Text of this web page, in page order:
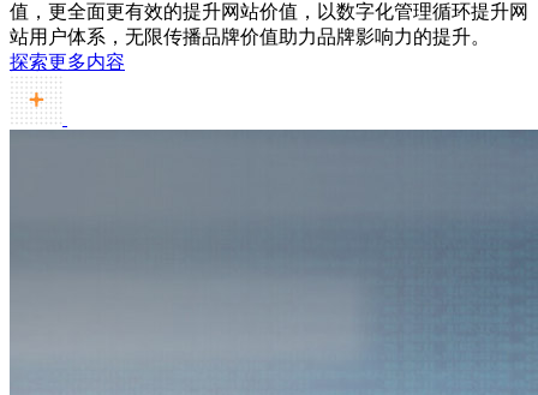
值，更全面更有效的提升网站价值，以数字化管理循环提升网
站用户体系，无限传播品牌价值助力品牌影响力的提升。
探索更多内容